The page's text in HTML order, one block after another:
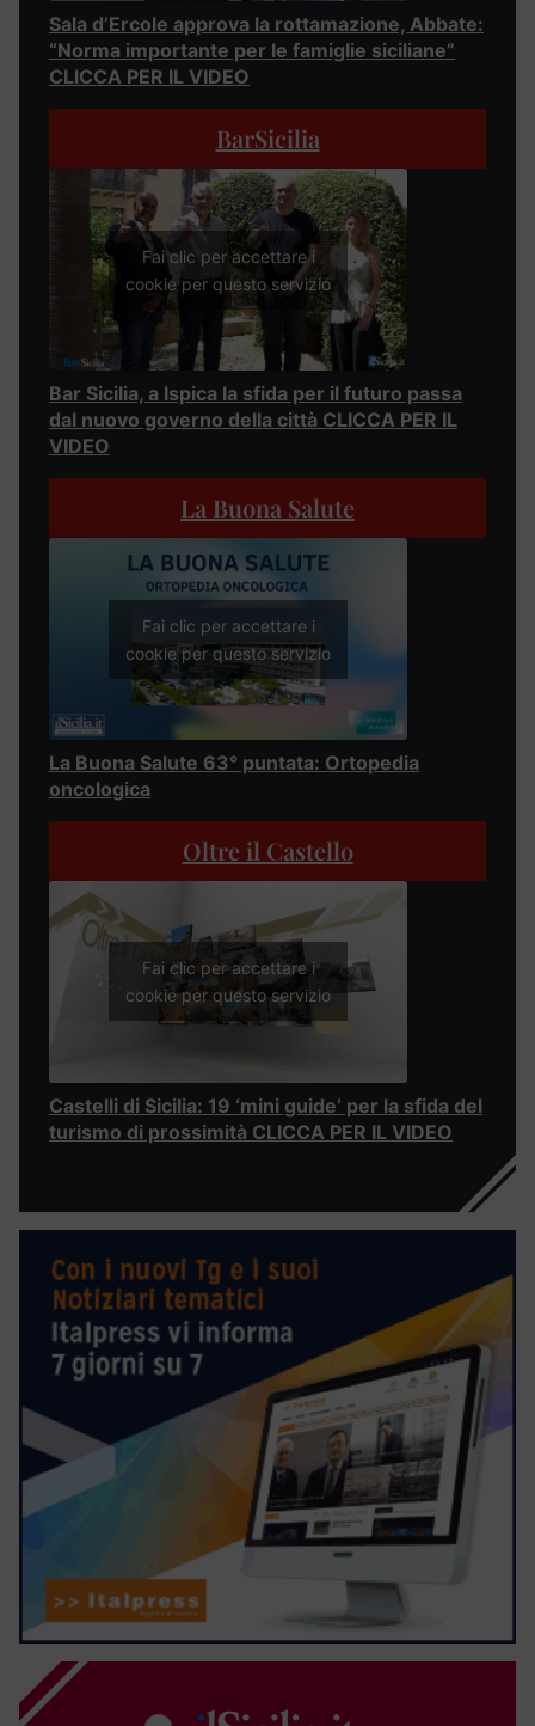
Sala d’Ercole approva la rottamazione, Abbate:
“Norma importante per le famiglie siciliane”
CLICCA PER IL VIDEO
BarSicilia
Fai clic per accettare i
cookie per questo servizio
Bar Sicilia, a Ispica la sfida per il futuro passa
dal nuovo governo della città CLICCA PER IL
VIDEO
La Buona Salute
Fai clic per accettare i
cookie per questo servizio
La Buona Salute 63° puntata: Ortopedia
oncologica
Oltre il Castello
Fai clic per accettare i
cookie per questo servizio
Castelli di Sicilia: 19 ‘mini guide’ per la sfida del
turismo di prossimità CLICCA PER IL VIDEO